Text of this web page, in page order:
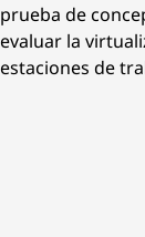
prueba de
evaluar la
estaciones de